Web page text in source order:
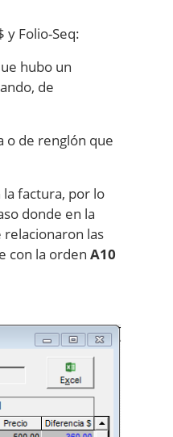
y Folio-Seq:
hubo un
de
o de renglón que
factura, por lo
donde en la
las
con la orden A10